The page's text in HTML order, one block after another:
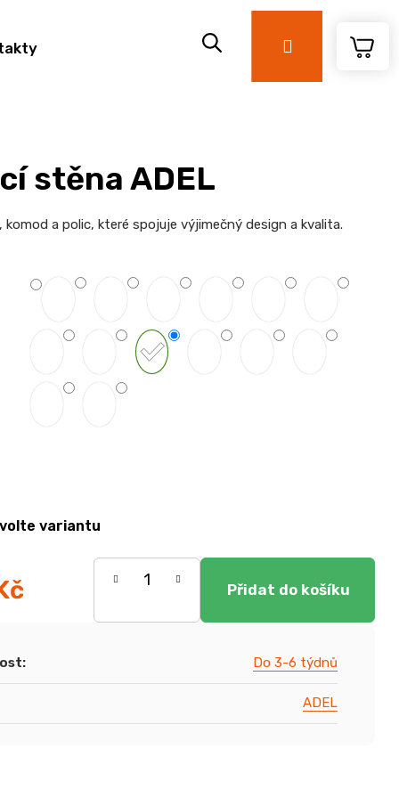
stěna ADEL
komod a polic, které spojuje výjimečný design a kvalita.
variantu
: Do 3-6 týdnů
ADEL